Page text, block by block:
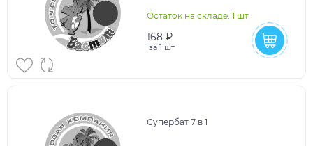
Остаток на складе: 1 шт
168 ₽
за 1 шт
Супербат 7 в 1